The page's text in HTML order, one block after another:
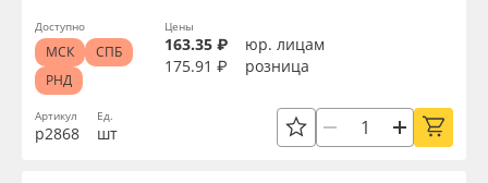
Артикул
р2868
Ед.
шт
Цены
163.35 ₽
юр. лицам
175.91 ₽
розница
Доступно
МСК
СПБ
РНД